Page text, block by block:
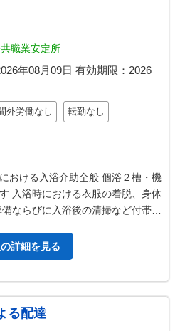
職業安定所
年08月09日 有効期限： 2026
外労働なし 転勤なし
おける入浴介助全般 個浴２槽・機
入浴時における衣服の着脱、身体
ならびに入浴後の清掃など付帯業
詳細を見る
る配達